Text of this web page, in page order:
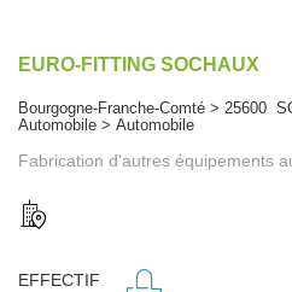
EURO-FITTING SOCHAUX
Bourgogne-Franche-Comté > 25600
Automobile > Automobile
Fabrication d'autres équipements
EFFECTIF